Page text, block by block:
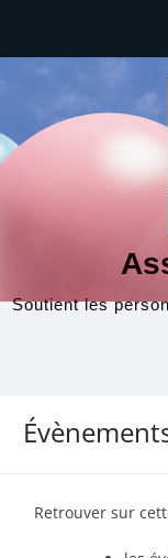
Soutient les
Retrouver sur
00:00